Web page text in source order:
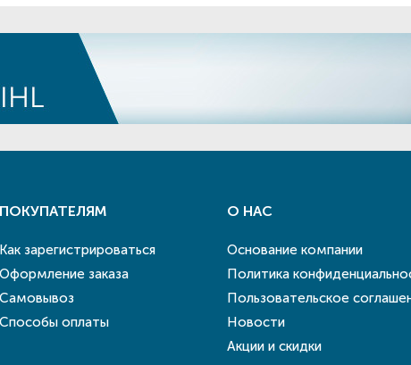
ПОКУПАТЕЛЯМ
Как зарегистрироваться
Оформление заказа
Самовывоз
Способы оплаты
О НАС
Основание компании
Политика
Пользовательское
Новости
Акции и скидки